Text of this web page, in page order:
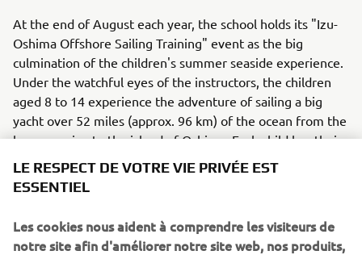
At the end of August each year, the school holds its "Izu-
Oshima Offshore Sailing Training" event as the big
culmination of the children's summer seaside experience.
Under the watchful eyes of the instructors, the children
aged 8 to 14 experience the adventure of sailing a big
yacht over 52 miles (approx. 96 km) of the ocean from the
home marina to the island of Oshima. Each child has their
own jobs to perform and often they need to talk together
as they make one crucial decision after another. After they
finish their sea adventure, the children's faces shine with
the big smiles only this rare mix of relief and achievement
can bring.
LE RESPECT DE VOTRE VIE PRIVÉE EST
ESSENTIEL
Les cookies nous aident à comprendre les visiteurs de
notre site afin d'améliorer notre site web, nos produits,